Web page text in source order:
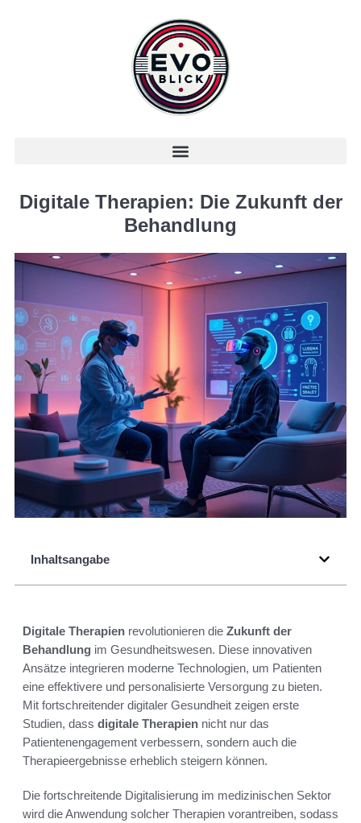
Digitale Therapien: Die Zukunft der
Behandlung
Inhaltsangabe
Digitale Therapien revolutionieren die Zukunft der
Behandlung im Gesundheitswesen. Diese innovativen
Ansätze integrieren moderne Technologien, um Patienten
eine effektivere und personalisierte Versorgung zu bieten.
Mit fortschreitender digitaler Gesundheit zeigen erste
Studien, dass digitale Therapien nicht nur das
Patientenengagement verbessern, sondern auch die
Therapieergebnisse erheblich steigern können.
Die fortschreitende Digitalisierung im medizinischen Sektor
wird die Anwendung solcher Therapien vorantreiben, sodass